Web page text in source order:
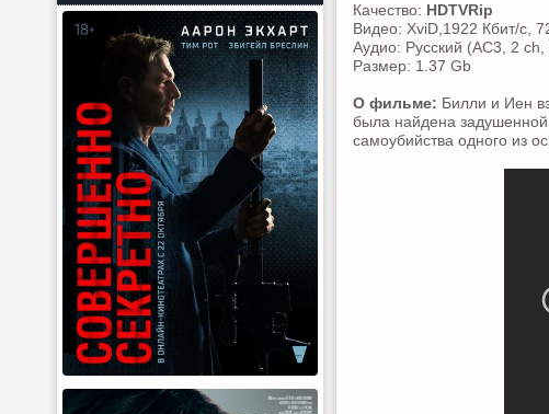
Качество: HDTVRip
Видео: XviD,1922 Кбит/с,
Аудио: Русский (AC3, 2 ch,
Размер: 1.37 Gb
О фильме: Билли и Иен
была найдена
самоубийства одного из